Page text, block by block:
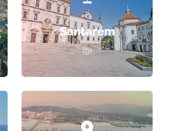
Santarém
(9)